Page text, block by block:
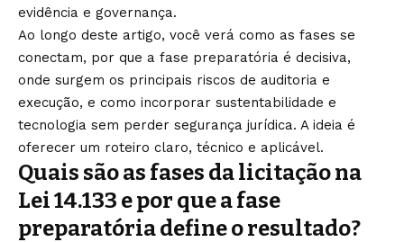
evidência e governança.
Ao longo deste artigo, você verá como as fases se
conectam, por que a fase preparatória é decisiva,
onde surgem os principais riscos de auditoria e
execução, e como incorporar sustentabilidade e
tecnologia sem perder segurança jurídica. A ideia é
oferecer um roteiro claro, técnico e aplicável.
Quais são as fases da licitação na
Lei 14.133 e por que a fase
preparatória define o resultado?